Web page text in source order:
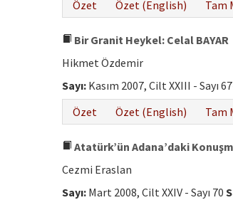
Özet
Özet (English) Tam
Bir Granit Heykel: Celal BAYAR
Hikmet Özdemir
Sayı: Kasım 2007, Cilt XXIII - Sayı
Özet
Özet (English) Tam
Atatürk’ün Adana’daki
Cezmi Eraslan
Sayı: Mart 2008, Cilt XXIV - Sayı 70